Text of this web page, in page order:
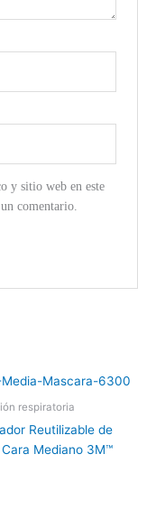
y sitio web en este
comentario.
respiratoria
Reutilizable de
Mediano 3M™